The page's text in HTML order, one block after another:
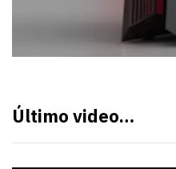
Último video…